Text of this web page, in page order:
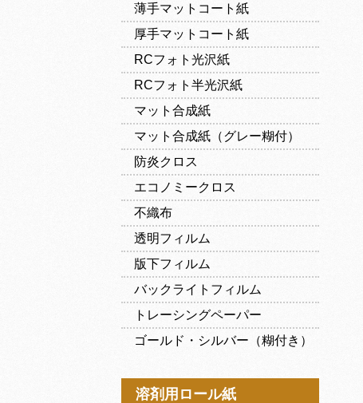
薄手マットコート紙
厚手マットコート紙
RCフォト光沢紙
RCフォト半光沢紙
マット合成紙
マット合成紙（グレー糊付）
防炎クロス
エコノミークロス
不織布
透明フィルム
版下フィルム
バックライトフィルム
トレーシングペーパー
ゴールド・シルバー（糊付き）
溶剤用ロール紙